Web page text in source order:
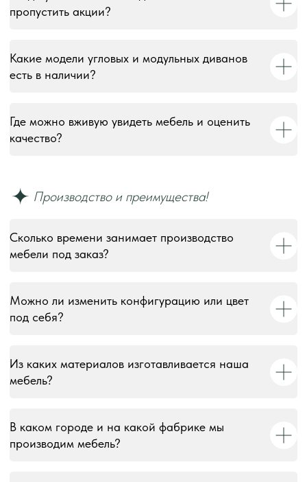
пропустить акции?
Какие модели угловых и модульных диванов
есть в наличии?
Где можно вживую увидеть мебель и оценить
качество?
Сколько времени занимает производство
мебели под заказ?
Можно ли изменить конфигурацию или цвет
под себя?
Из каких материалов изготавливается наша
мебель?
В каком городе и на какой фабрике мы
производим мебель?
Информация на сайте носит информационный характер и
не является публичной офертой, за исключением случаев,
материалы на сайте являются объектами авторского
права и охраняются в соответствии со ст. 1259 и 1301 ГК